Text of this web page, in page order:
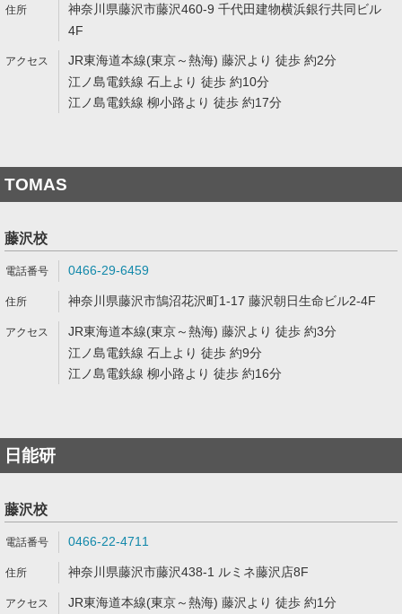
神奈川県藤沢市藤沢460-9 千代田建物横浜銀行共同ビル
4F
JR東海道本線(東京～熱海) 藤沢より 徒歩 約2分
江ノ島電鉄線 石上より 徒歩 約10分
江ノ島電鉄線 柳小路より 徒歩 約17分
TOMAS
藤沢校
0466-29-6459
神奈川県藤沢市鵠沼花沢町1-17 藤沢朝日生命ビル2-4F
JR東海道本線(東京～熱海) 藤沢より 徒歩 約3分
江ノ島電鉄線 石上より 徒歩 約9分
江ノ島電鉄線 柳小路より 徒歩 約16分
日能研
藤沢校
0466-22-4711
神奈川県藤沢市藤沢438-1 ルミネ藤沢店8F
JR東海道本線(東京～熱海) 藤沢より 徒歩 約1分